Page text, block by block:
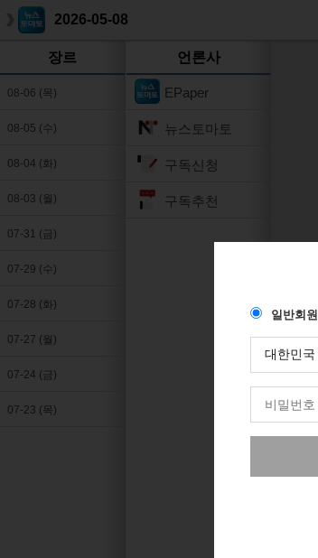
2026-05-08
장르
08-06 (목)
08-05 (수)
08-04 (화)
08-03 (월)
07-31 (금)
07-29 (수)
07-28 (화)
07-27 (월)
07-24 (금)
07-23 (목)
언론사
EPaper
뉴스토마토
구독신청
구독추천